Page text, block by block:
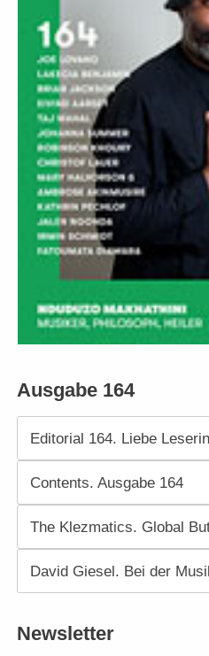
Ausgabe 164
Editorial 164. Liebe
Contents. Ausgabe 164
The Klezmatics. Global
David Giesel. Bei der
Newsletter